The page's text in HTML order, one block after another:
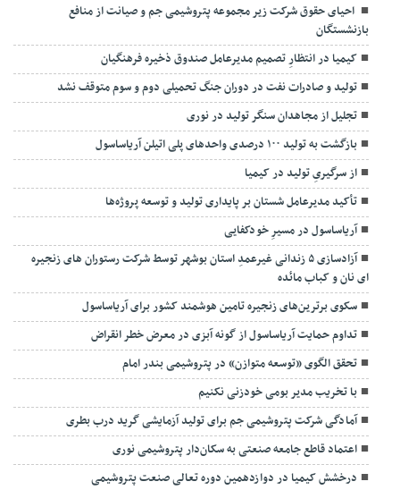
احیای حقوق شرکت زیر مجموعه پتروشیمی جم و صیانت از منافع
بازنشستگان
کیمیا در انتظارِ تصمیم مدیرعامل صندوق ذخیره فرهنگیان
تولید و صادرات نفت در دوران جنگ تحمیلی دوم و سوم متوقف نشد
تجلیل از مجاهدان سنگر تولید در نوری
بازگشت به تولید ۱۰۰ درصدی واحدهای پلی اتیلن آریاساسول
از سرگیریِ تولید در کیمیا
تأکید مدیرعامل شستان بر پایداری تولید و توسعه پروژه‌ها
آریاساسول در مسیرِ خودکفایی
آزادسازی ۵ زندانی غیرعمدِ استان بوشهر توسط شرکت رستوران های زنجیره
ای نان و کباب مائده
سکوی برترین‌های زنجیره تامین هوشمند کشور برای آریاساسول
تداوم حمایت آریاساسول از گونه آبزی در معرض خطر انقراض
تحقق الگوی «توسعه متوازن» در پتروشیمی بندر امام
با تخریب مدیر بومی خودزنی نکنیم
آمادگی شرکت پتروشیمی جم برای تولید آزمایشی گرید درب بطری
اعتماد قاطع جامعه صنعتی به سکان‌دار پتروشیمی نوری
درخشش کیمیا در دوازدهمین دوره تعالی صنعت پتروشیمی